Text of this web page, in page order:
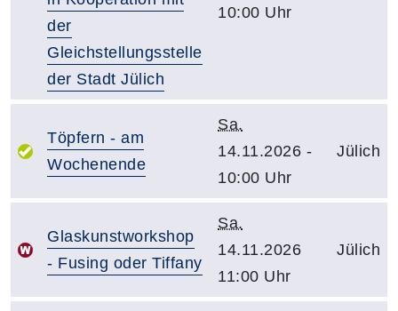
der
Gleichstellungsstelle
der Stadt Jülich
10:00 Uhr
Töpfern - am
Wochenende
Sa.
14.11.2026 -
10:00 Uhr
Jülich
Glaskunstworkshop
- Fusing oder Tiffany
Sa.
14.11.2026
11:00 Uhr
Jülich